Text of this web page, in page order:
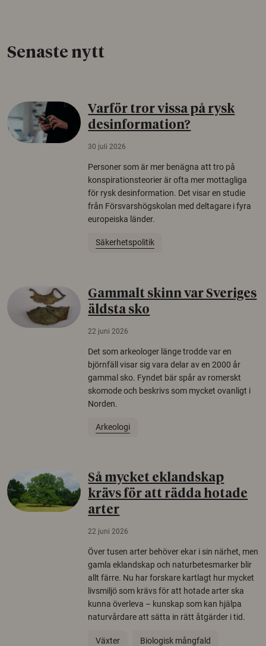
Senaste nytt
Varför tror vissa på rysk
desinformation?
30 juli 2026
Personer som är mer benägna att tro på
konspirationsteorier är ofta mer mottagliga
för rysk desinformation. Det visar en studie
från Försvarshögskolan med deltagare i fyra
europeiska länder.
Säkerhetspolitik
Gammalt skinn var Sveriges
äldsta sko
22 juni 2026
Det som arkeologer länge trodde var en
björnfäll visar sig vara delar av en 2000 år
gammal sko. Fyndet bär spår av romerskt
skomode och beskrivs som mycket ovanligt i
Norden.
Arkeologi
Så mycket eklandskap
krävs för att rädda hotade
arter
22 juni 2026
Över tusen arter behöver ekar i sin närhet, men
gamla eklandskap och naturbetesmarker blir
allt färre. Nu har forskare kartlagt hur mycket
livsmiljö som krävs för att hotade arter ska
kunna överleva – kunskap som kan hjälpa
naturvårdare att sätta in rätt åtgärder i tid.
Växter Biologisk mångfald